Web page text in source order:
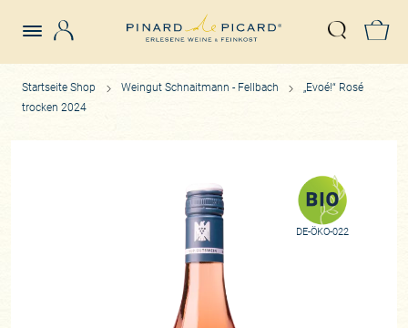
Suche
Startseite Shop Weingut Schnaitmann - Fellbach
„Evoé!“ Rosé
trocken 2024
DE-ÖKO-022